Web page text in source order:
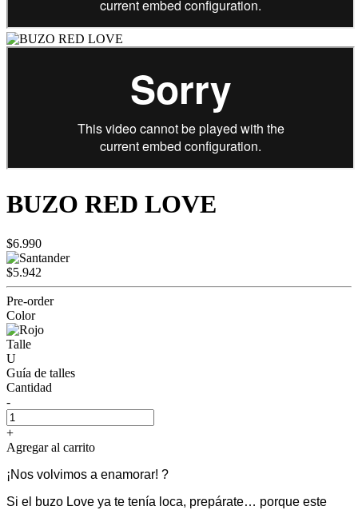
BUZO RED LOVE
$6.990
$5.942
Pre-order
Color
Talle
U
Guía de talles
Cantidad
-
+
Agregar al carrito
¡Nos volvimos a enamorar! ?
Si el buzo Love ya te tenía loca, prepárate… porque este